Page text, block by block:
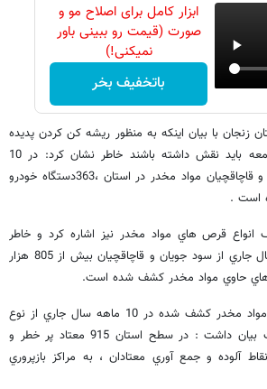
ابزار کامل برای اصلاح مو و
صورت (قیمت رو ببینی باور
نمیکنی!)
باتخفیف بخر
زنجان با بيان اينكه به منظور ريشه كن كردن پديده
مواد مخدر همه اقشار جامعه بايد نقش داشته باشند خاطر نشان كرد: در 10
ماهه سال جاري از باند ها و قاچاقچيان مواد مخدر در استان ،363دستگاه خودرو
است .
قرص هاي مواد مخدر نيز اشاره كرد و خاطر
نشان كرد : در 10 ماهه سال جاري از سود جويان و قاچاقچيان بيش از 805 هزار
وي با بيان اينكه بيشترين مواد مخدر كشف شده در 10 ماهه سال جاري از نوع
ترياك و هروئين بوده است بيان داشت : در سطح استان 915 معتاد پر خطر و
آلوده و جمع آوري معتادان ، به مراكز بازپروري